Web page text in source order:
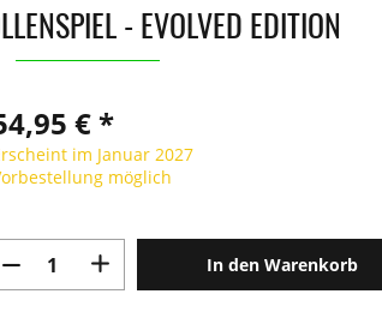
- EVOLVED EDITION
€ *
im Januar 2027
möglich
In den Warenkorb